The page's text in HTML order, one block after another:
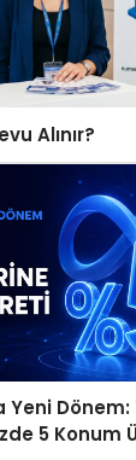
Alınır?
Yeni
5 Konum